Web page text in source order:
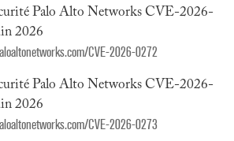
Palo Alto Networks CVE-2026-
2026
CVE-2026-0272
Palo Alto Networks CVE-2026-
2026
CVE-2026-0273